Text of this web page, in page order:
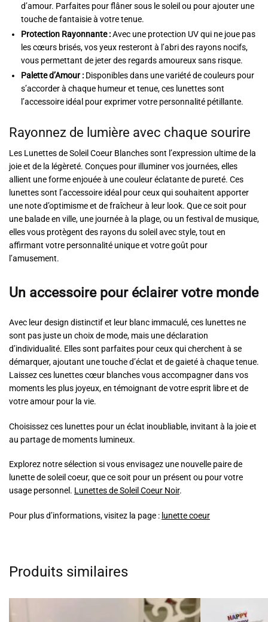
d’amour. Parfaites pour flâner sous le soleil ou pour ajouter une
touche de fantaisie à votre tenue.
Protection Rayonnante :Avec une protection UV qui ne joue pas
les cœurs brisés, vos yeux resteront à l’abri des rayons nocifs,
vous permettant de jeter des regards amoureux sans risque.
Palette d’Amour : Disponibles dans une variété de couleurs pour
s’accorder à chaque humeur et tenue, ces lunettes sont
l’accessoire idéal pour exprimer votre personnalité pétillante.
Rayonnez de lumière avec chaque sourire
Les Lunettes de Soleil Coeur Blanches sont l’expression ultime de la
joie et de la légèreté. Conçues pour illuminer vos journées, elles
allient une forme enjouée à une couleur éclatante de pureté. Ces
lunettes sont l’accessoire idéal pour ceux qui souhaitent apporter
une note d’optimisme et de fraîcheur à leur look. Que ce soit pour
une balade en ville, une journée à la plage, ou un festival de musique,
elles vous protègent des rayons du soleil avec style, tout en
affirmant votre personnalité unique et votre goût pour
l’amusement.
Un accessoire pour éclairer votre monde
Avec leur design distinctif et leur blanc immaculé, ces lunettes ne
sont pas juste un choix de mode, mais une déclaration
d’individualité. Elles sont parfaites pour ceux qui cherchent à se
démarquer, ajoutant une touche d’éclat et de gaieté à chaque tenue.
Laissez ces lunettes cœur blanches vous accompagner dans vos
moments les plus joyeux, en témoignant de votre esprit libre et de
votre amour pour la vie.
Choisissez ces lunettes pour un éclat inoubliable, invitant à la joie et
au partage de moments lumineux.
Explorez notre sélection si vous envisagez une nouvelle paire de
lunette de soleil coeur, que ce soit pour un présent ou pour votre
usage personnel. Lunettes de Soleil Coeur Noir.
Pour plus d’informations, visitez la page : lunette coeur
Produits similaires